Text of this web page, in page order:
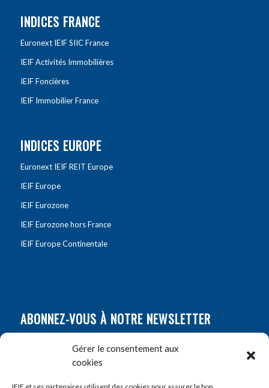
Gérer le consentement aux
cookies
INDICES FRANCE
Euronext IEIF SIIC France
IEIF Activités Immobilières
IEIF Foncières
IEIF Immobilier France
INDICES EUROPE
Euronext IEIF REIT Europe
IEIF Europe
IEIF Eurozone
IEIF Eurozone hors France
IEIF Europe Continentale
ABONNEZ-VOUS À NOTRE NEWSLETTER
Prénom*